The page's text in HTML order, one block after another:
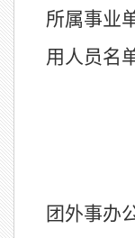
所属事业
用人员名
团外事办